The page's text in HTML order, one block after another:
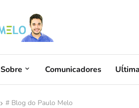
Sobre Comunicadores
# Blog do Paulo Melo